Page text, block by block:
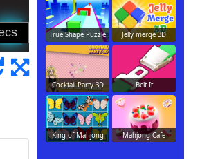
True Shape Puzzle Jelly merge 3D
Cocktail Party 3D Belt It
King of Mahjong Mahjong Cafe